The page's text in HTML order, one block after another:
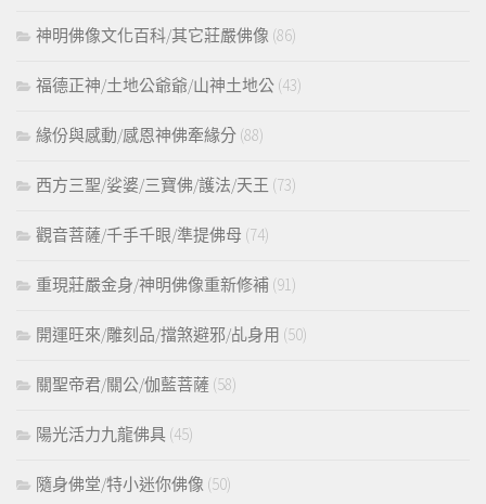
神明佛像文化百科/其它莊嚴佛像 (86)
福德正神/土地公爺爺/山神土地公 (43)
緣份與感動/感恩神佛牽緣分 (88)
西方三聖/娑婆/三寶佛/護法/天王 (73)
觀音菩薩/千手千眼/準提佛母 (74)
重現莊嚴金身/神明佛像重新修補 (91)
開運旺來/雕刻品/擋煞避邪/乩身用 (50)
關聖帝君/關公/伽藍菩薩 (58)
陽光活力九龍佛具 (45)
隨身佛堂/特小迷你佛像 (50)